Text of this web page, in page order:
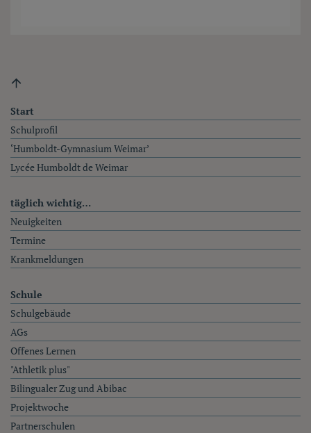
Fußzeile
Start
Schulprofil
‘Humboldt-Gymnasium Weimar’
Lycée Humboldt de Weimar
täglich wichtig…
Neuigkeiten
Termine
Krankmeldungen
Schule
Schulgebäude
AGs
Offenes Lernen
"Athletik plus"
Bilingualer Zug und Abibac
Projektwoche
Partnerschulen